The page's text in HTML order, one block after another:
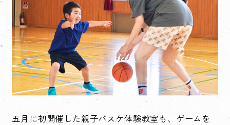
五月に初開催した親子バスケ体験教室も、ゲームを